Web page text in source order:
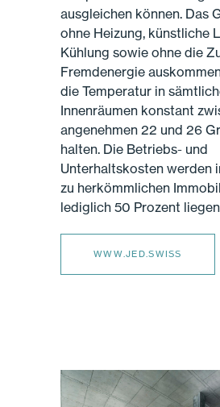
ausgleichen können. Das
ohne Heizung, künstliche
Kühlung sowie ohne die
Fremdenergie
die Temperatur in
Innenräumen konstant
angenehmen 22 und 26
halten. Die Betriebs- und
Unterhaltskosten werden
zu herkömmlichen
lediglich 50 Prozent
WWW.JED.SWISS